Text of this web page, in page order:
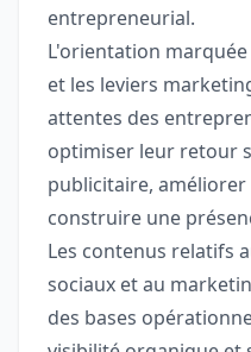
entrepreneurial.
L'orientation
et les leviers
attentes des
optimiser leur retour
publicitaire,
construire une
Les contenus relatifs
sociaux et au
des bases